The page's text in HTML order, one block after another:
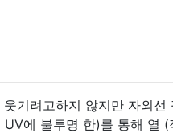
웃기려고하지 않지만 자외선
UV에 불투명 한)를 통해 열 (